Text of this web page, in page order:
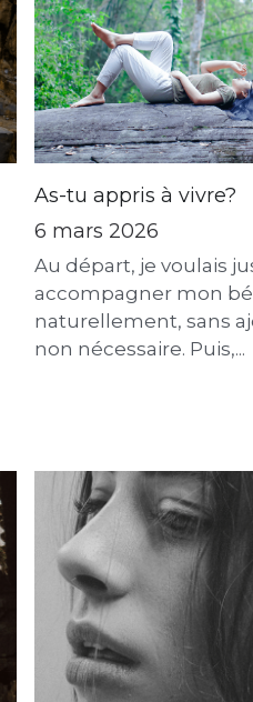
As-tu appris à vivre?
6 mars 2026
Au départ, je voulais